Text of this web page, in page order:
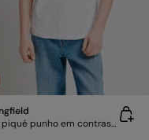
Polo piqué punho em contraste slim fit